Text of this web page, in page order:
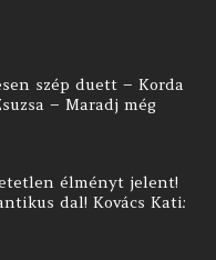
szép duett – Korda
– Maradj még
élményt jelent!
dal! Kovács Kati: